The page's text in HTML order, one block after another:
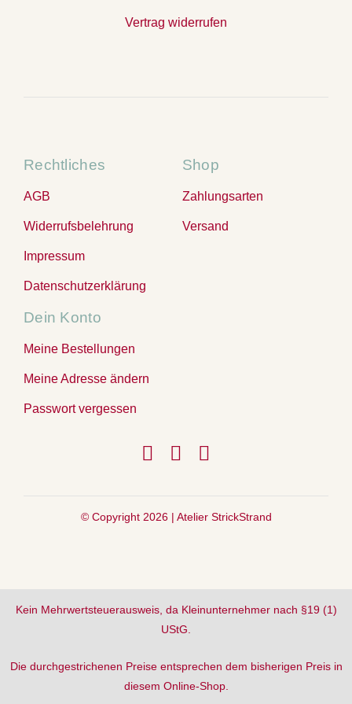
Vertrag widerrufen
Rechtliches
AGB
Widerrufsbelehrung
Impressum
Datenschutzerklärung
Shop
Zahlungsarten
Versand
Dein Konto
Meine Bestellungen
Meine Adresse ändern
Passwort vergessen
© Copyright 2026 | Atelier StrickStrand
Kein Mehrwertsteuerausweis, da Kleinunternehmer nach §19 (1)
UStG.
Die durchgestrichenen Preise entsprechen dem bisherigen Preis in
diesem Online-Shop.